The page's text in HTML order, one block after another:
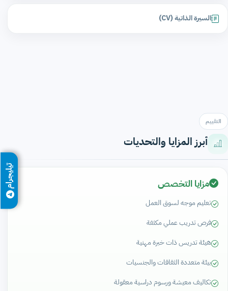
السيرة الذاتية (CV)
التقييم
أبرز المزايا والتحديات
مزايا التخصص
تعليم موجه لسوق العمل
فرص تدريب عملي مكثفة
هيئة تدريس ذات خبرة مهنية
بيئة متعددة الثقافات والجنسيات
تكاليف معيشة ورسوم دراسية معقولة
تيليجرام